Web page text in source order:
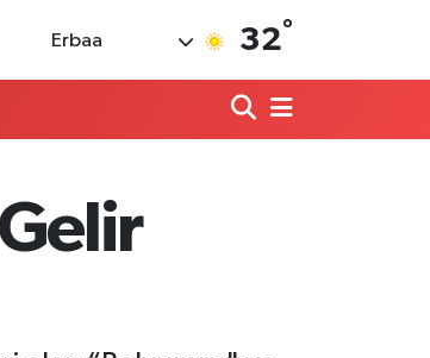
Erbaa 32°